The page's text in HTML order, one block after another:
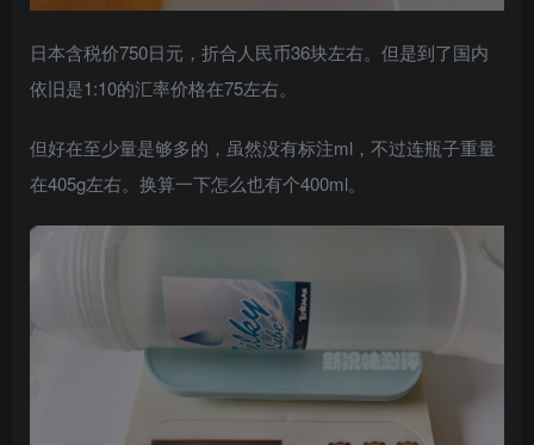
日本含税价750日元，折合人民币36块左右。但是到了国内
依旧是1:10的汇率价格在75左右。
但好在至少量是够多的，虽然没有标注ml，不过连瓶子重量
在405g左右。换算一下怎么也有个400ml。